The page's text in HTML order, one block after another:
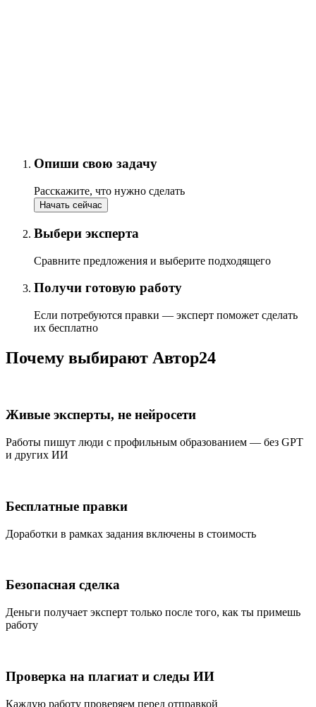
Опиши свою задачу
Расскажите, что нужно сделать
Начать сейчас
Выбери эксперта
Сравните предложения и выберите подходящего
Получи готовую работу
Если потребуются правки — эксперт поможет сделать
их бесплатно
Почему выбирают Автор24
Живые эксперты, не нейросети
Работы пишут люди с профильным образованием — без GPT
и других ИИ
Бесплатные правки
Доработки в рамках задания включены в стоимость
Безопасная сделка
Деньги получает эксперт только после того, как ты примешь
работу
Проверка на плагиат и следы ИИ
Каждую работу проверяем перед отправкой